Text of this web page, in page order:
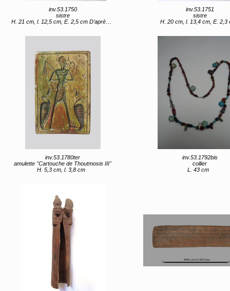
inv.53.1750
sistre
H. 21 cm, l. 12,5 cm, E. 2,5 cm D’après Foucault : huit pouces D’après Caylus : sept pouces
inv.53.1751
sistre
H. 20 cm, l. 13,4 cm, E. 2,3
inv.53.1780ter
amulette "Cartouche de Thoutmosis III"
H. 5,3 cm, l. 3,8 cm
inv.53.1792bis
collier
L. 43 cm